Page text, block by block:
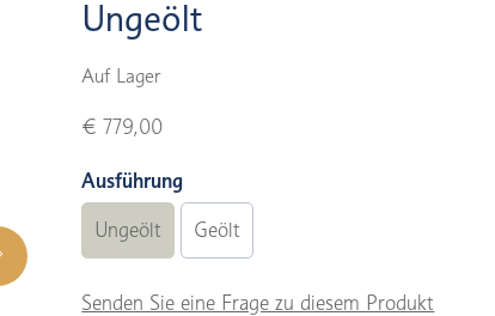
Ungeölt
Auf Lager
€ 779,00
Ausführung
Ungeölt Geölt
Senden Sie eine Frage zu diesem Produkt